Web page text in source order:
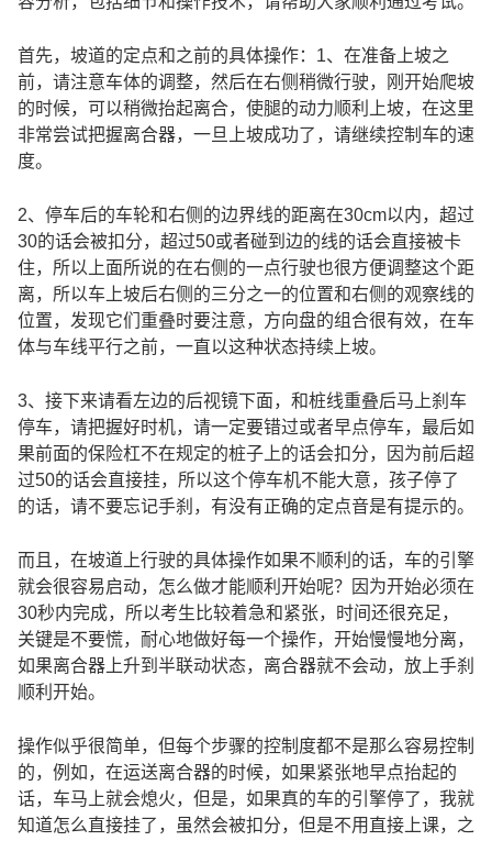
首先，坡道的定点和之前的具体操作：1、在准备上坡之
前，请注意车体的调整，然后在右侧稍微行驶，刚开始爬坡
的时候，可以稍微抬起离合，使腿的动力顺利上坡，在这里
非常尝试把握离合器，一旦上坡成功了，请继续控制车的速
度。
2、停车后的车轮和右侧的边界线的距离在30cm以内，超过
30的话会被扣分，超过50或者碰到边的线的话会直接被卡
住，所以上面所说的在右侧的一点行驶也很方便调整这个距
离，所以车上坡后右侧的三分之一的位置和右侧的观察线的
位置，发现它们重叠时要注意，方向盘的组合很有效，在车
体与车线平行之前，一直以这种状态持续上坡。
3、接下来请看左边的后视镜下面，和桩线重叠后马上刹车
停车，请把握好时机，请一定要错过或者早点停车，最后如
果前面的保险杠不在规定的桩子上的话会扣分，因为前后超
过50的话会直接挂，所以这个停车机不能大意，孩子停了
的话，请不要忘记手刹，有没有正确的定点音是有提示的。
而且，在坡道上行驶的具体操作如果不顺利的话，车的引擎
就会很容易启动，怎么做才能顺利开始呢？因为开始必须在
30秒内完成，所以考生比较着急和紧张，时间还很充足，
关键是不要慌，耐心地做好每一个操作，开始慢慢地分离，
如果离合器上升到半联动状态，离合器就不会动，放上手刹
顺利开始。
操作似乎很简单，但每个步骤的控制度都不是那么容易控制
的，例如，在运送离合器的时候，如果紧张地早点抬起的
话，车马上就会熄火，但是，如果真的车的引擎停了，我就
知道怎么直接挂了，虽然会被扣分，但是不用直接上课，之